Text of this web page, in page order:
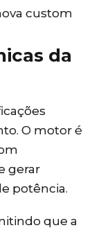
da
O motor é
gerar
potência.
que a